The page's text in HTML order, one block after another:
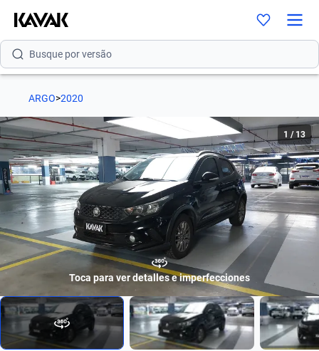
Busque por modelo
Busque por versão
Busque por marca
Busque por modelo
Busque por versão
Busque por ano
ARGO>2020
Toca para ver detalles e imperfecciones
1 / 13